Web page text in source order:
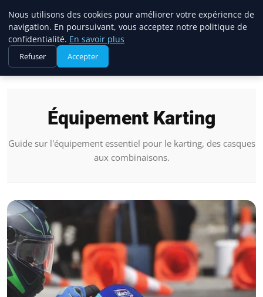
Annonces Karting
Équipement Karting
Guide sur l'équipement essentiel pour le karting, des casques
aux combinaisons.
Nous utilisons des cookies pour améliorer votre expérience de
navigation. En poursuivant, vous acceptez notre politique de
confidentialité. En savoir plus
Refuser Accepter